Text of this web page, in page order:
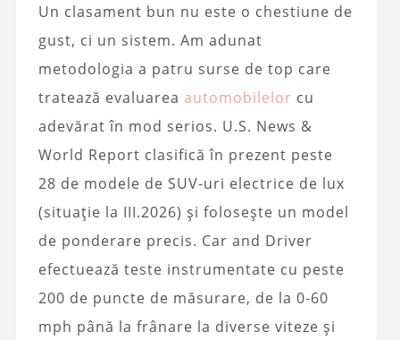
Un clasament bun nu este o chestiune de
gust, ci un sistem. Am adunat
metodologia a patru surse de top care
tratează evaluarea automobilelor cu
adevărat în mod serios. U.S. News &
World Report clasifică în prezent peste
28 de modele de SUV-uri electrice de lux
(situație la III.2026) și folosește un model
de ponderare precis. Car and Driver
efectuează teste instrumentate cu peste
200 de puncte de măsurare, de la 0-60
mph până la frânare la diverse viteze și